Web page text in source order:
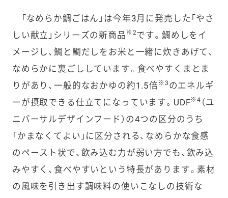
「なめらか鯛ごはん」は今年3月に発売した「やさ
しい献立」シリーズの新商品 ※ 2です。鯛めしをイ
メージし、鯛と鯛だしをお米と一緒に炊きあげて、
なめらか に裏ごししています。食べやすくまとま
りがあり、一般的なおかゆの約1.5倍 ※ 3 のエネルギ
ーが摂取できる仕立てになっています。 UDF※4 （ユ
ニバーサルデザインフード）の4つの区分のうち
「かまなくてよい」に 区分される、なめらかな食感
のペースト状で、飲み込む 力が弱い方でも、飲み込
みやすく、食べやすいという特長があります。素材
の風味を引き出す調味料の使いこなしの技術な